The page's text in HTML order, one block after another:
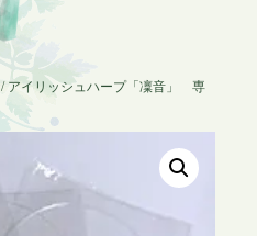
/ アイリッシュハープ「凜音」 専